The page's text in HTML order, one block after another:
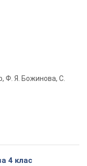
Ф. Я. Божинова, С.
4 клас